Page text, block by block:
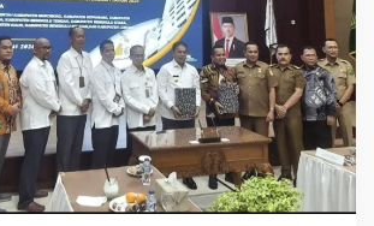
n
i
W
T
P
P
e
t
a